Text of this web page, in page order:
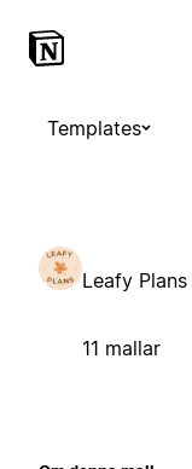
Templates
Leafy Plans
11 mallar